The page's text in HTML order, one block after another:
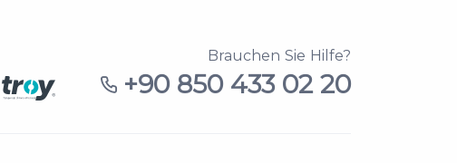
Brauchen Sie Hilfe?
+90 850 433 02 20